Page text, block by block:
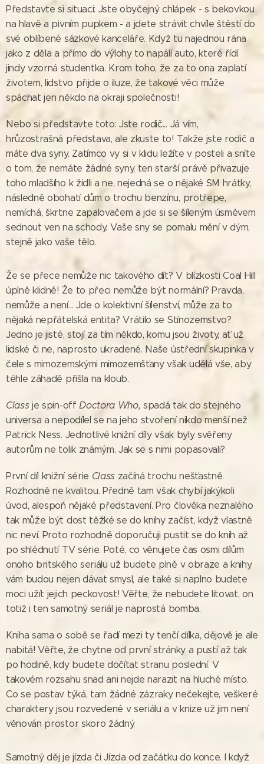
Představte si situaci: Jste obyčejný chlápek - s bekovkou
na hlavě a pivním pupkem - a jdete strávit chvíle štěstí do
své oblíbené sázkové kanceláře. Když tu najednou rána
jako z děla a přímo do výlohy to napálí auto, které řídí
jindy vzorná studentka. Krom toho, že za to ona zaplatí
životem, lidstvo přijde o iluze, že takové věci může
spáchat jen někdo na okraji společnosti!
Nebo si představte toto: Jste rodič... Já vím,
hrůzostrašná představa, ale zkuste to! Takže jste rodič a
máte dva syny. Zatímco vy si v klidu ležíte v posteli a sníte
o tom, že nemáte žádné syny, ten starší právě přivazuje
toho mladšího k židli a ne, nejedná se o nějaké SM hrátky,
následně obohatí dům o trochu benzínu, protřepe,
nemíchá, škrtne zapalovačem a jde si se šíleným úsměvem
sednout ven na schody. Vaše sny se pomalu mění v dým,
stejně jako vaše tělo.
Že se přece nemůže nic takového dít? V blízkosti Coal Hill
úplně klidně! Že to přeci nemůže být normální? Pravda,
nemůže a není... Jde o kolektivní šílenství, může za to
nějaká nepřátelská entita? Vrátilo se Stínozemstvo?
Jedno je jisté, stojí za tím někdo, komu jsou životy, ať už
lidské či ne, naprosto ukradené. Naše ústřední skupinka v
čele s mimozemskými mimozemšťany však udělá vše, aby
téhle záhadě přišla na kloub.
Classje spin-offDoctora Who,spadá tak do stejného
universa a nepodílel se na jeho stvoření nikdo menší než
Patrick Ness. Jednotlivé knižní díly však byly svěřeny
autorům ne tolik známým. Jak se s nimi popasovali?
První díl knižní série Class začíná trochu nešťastně.
Rozhodně ne kvalitou. Předně tam však chybí jakýkoli
úvod, alespoň nějaké představení. Pro člověka neznalého
tak může být dost těžké se do knihy začíst, když vlastně
nic neví. Proto rozhodně doporučuji pustit se do knih až
po shlédnutí TV série. Poté, co věnujete čas osmi dílům
onoho britského seriálu už budete plně v obraze a knihy
vám budou nejen dávat smysl, ale také si naplno budete
moci užít jejich peckovost! Věřte, že nebudete litovat, on
totiž i ten samotný seriál je naprostá bomba.
Kniha sama o sobě se řadí mezi ty tenčí dílka, dějově je ale
nabitá! Věřte, že chytne od první stránky a pustí až tak
po hodině, kdy budete dočítat stranu poslední. V
takovém rozsahu snad ani nejde narazit na hluché místo.
Co se postav týká, tam žádné zázraky nečekejte, veškeré
charaktery jsou rozvedené v seriálu a v knize už jim není
věnován prostor skoro žádný.
Samotný děj je jízda či Jízda od začátku do konce. I když